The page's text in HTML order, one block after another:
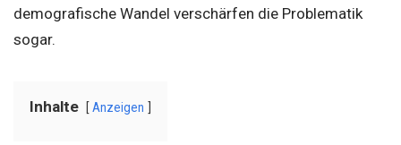
demografische Wandel verschärfen die Problematik
sogar.
Inhalte Anzeigen